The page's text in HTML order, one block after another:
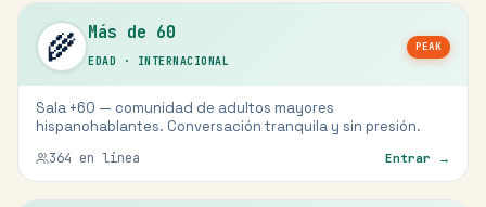
🌾 Más de 60
EDAD · INTERNACIONAL
PEAK
Sala +60 — comunidad de adultos mayores
hispanohablantes. Conversación tranquila y sin presión.
364 en línea Entrar →